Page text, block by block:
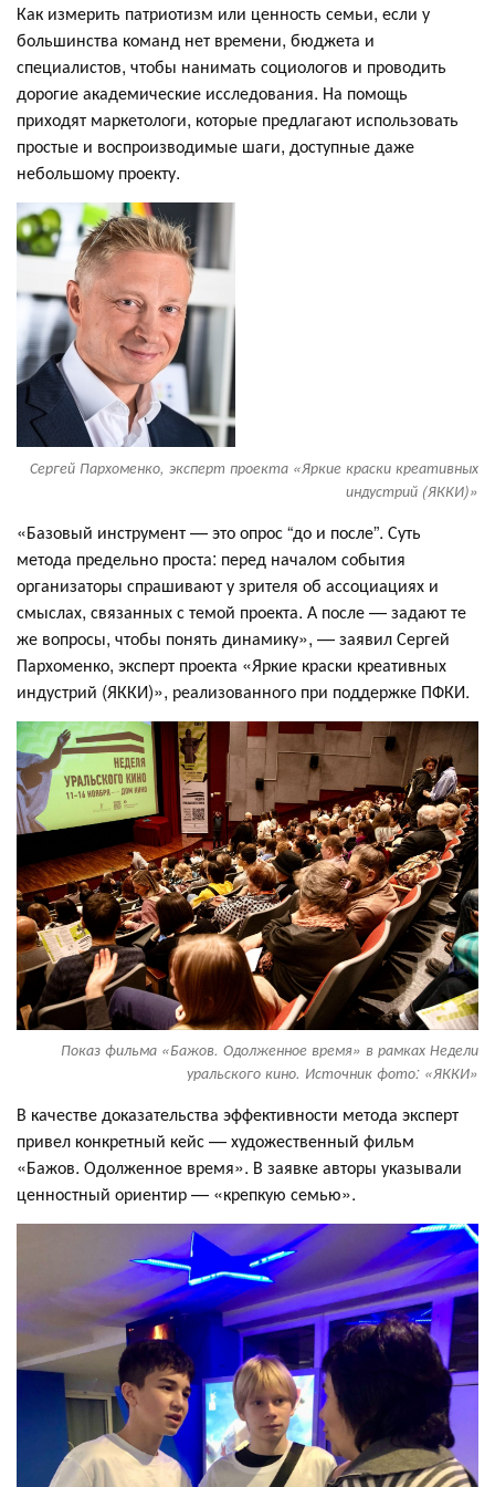
Как измерить патриотизм или ценность семьи, если у
большинства команд нет времени, бюджета и
специалистов, чтобы нанимать социологов и проводить
дорогие академические исследования. На помощь
приходят маркетологи, которые предлагают использовать
простые и воспроизводимые шаги, доступные даже
небольшому проекту.
Сергей Пархоменко, эксперт проекта «Яркие краски креативных
индустрий (ЯККИ)»
«Базовый инструмент — это опрос “до и после”. Суть
метода предельно проста: перед началом события
организаторы спрашивают у зрителя об ассоциациях и
смыслах, связанных с темой проекта. А после — задают те
же вопросы, чтобы понять динамику», — заявил Сергей
Пархоменко, эксперт проекта «Яркие краски креативных
индустрий (ЯККИ)», реализованного при поддержке ПФКИ.
Показ фильма «Бажов. Одолженное время» в рамках Недели
уральского кино. Источник фото: «ЯККИ»
В качестве доказательства эффективности метода эксперт
привел конкретный кейс — художественный фильм
«Бажов. Одолженное время». В заявке авторы указывали
ценностный ориентир — «крепкую семью».